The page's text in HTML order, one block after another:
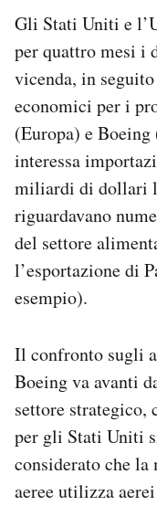
SHOP
CALENDARIO
AREA PERSONALE
Area Personale
Newsletter
Hai bisogno di
Gli Stati Uniti e
per quattro mesi i
vicenda, in
economici per i
(Europa) e
interessa
miliardi di dollari
riguardavano
del settore
l’esportazione di
esempio).
Il confronto sugli
Boeing va avanti
settore strategico,
per gli Stati Uniti
considerato che
aeree utilizza